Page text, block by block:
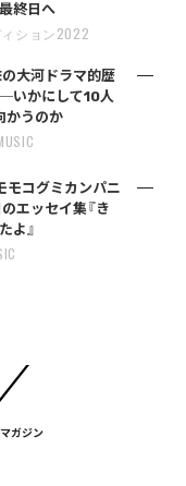
終日へ
ィション2022
大河ドラマ的歴
いかにして10人
かうのか
モコグミカンパニ
エッセイ集『き
よ』
ガジン